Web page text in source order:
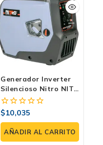
Generador Inverter
Silencioso Nitro NIT-
GYC2000 2000W
Eficiencia Y
Portabilidad En
Energía Eco-
0
fuera
de
5
$10,035
AÑADIR AL CARRITO